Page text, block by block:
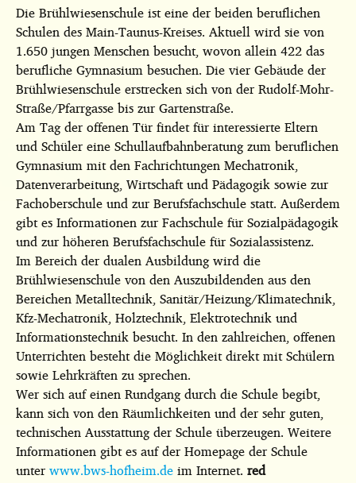
Die Brühlwiesenschule ist eine der beiden beruflichen
Schulen des Main-Taunus-Kreises. Aktuell wird sie von
1.650 jungen Menschen besucht, wovon allein 422 das
berufliche Gymnasium besuchen. Die vier Gebäude der
Brühlwiesenschule erstrecken sich von der Rudolf-Mohr-
Straße/Pfarrgasse bis zur Gartenstraße.
Am Tag der offenen Tür findet für interessierte Eltern
und Schüler eine Schullaufbahnberatung zum beruflichen
Gymnasium mit den Fachrichtungen Mechatronik,
Datenverarbeitung, Wirtschaft und Pädagogik sowie zur
Fachoberschule und zur Berufsfachschule statt. Außerdem
gibt es Informationen zur Fachschule für Sozialpädagogik
und zur höheren Berufsfachschule für Sozialassistenz.
Im Bereich der dualen Ausbildung wird die
Brühlwiesenschule von den Auszubildenden aus den
Bereichen Metalltechnik, Sanitär/Heizung/Klimatechnik,
Kfz-Mechatronik, Holztechnik, Elektrotechnik und
Informationstechnik besucht. In den zahlreichen, offenen
Unterrichten besteht die Möglichkeit direkt mit Schülern
sowie Lehrkräften zu sprechen.
Wer sich auf einen Rundgang durch die Schule begibt,
kann sich von den Räumlichkeiten und der sehr guten,
technischen Ausstattung der Schule überzeugen. Weitere
Informationen gibt es auf der Homepage der Schule
unterwww.bws-hofheim.deim Internet. red